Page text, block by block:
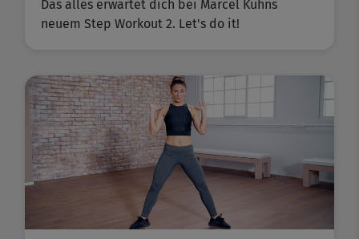
Das alles erwartet dich bei Marcel Kuhns
neuem Step Workout 2. Let's do it!